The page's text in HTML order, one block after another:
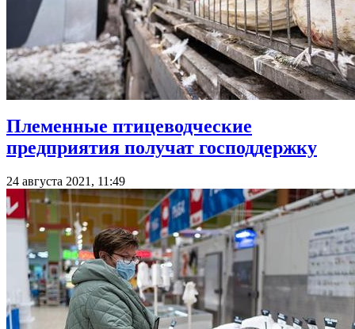
Племенные птицеводческие
предприятия получат господдержку
24 августа 2021, 11:49